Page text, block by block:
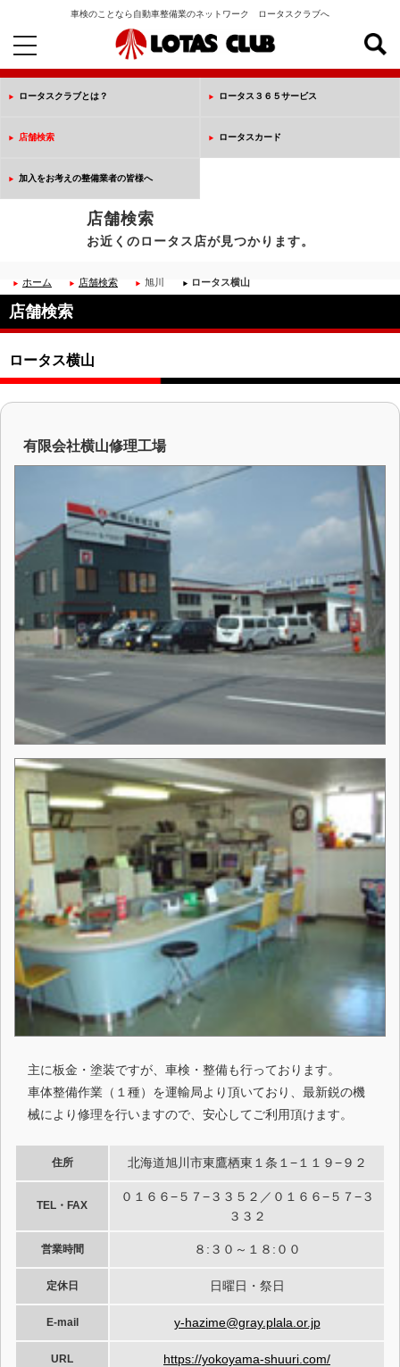
車検のことなら自動車整備業のネットワーク ロータスクラブへ
toggle
navigation
ロータスクラブとは？ ロータス３６５サービス
店舗検索 ロータスカード
加入をお考えの整備業者の皆様へ
店舗検索
お近くのロータス店が見つかります。
ホーム 店舗検索 旭川 ロータス横山
店舗検索
ロータス横山
有限会社横山修理工場
主に板金・塗装ですが、車検・整備も行っております。
車体整備作業（１種）を運輸局より頂いており、最新鋭の機
械により修理を行いますので、安心してご利用頂けます。
住所 北海道旭川市東鷹栖東１条１−１１９−９２
TEL・FAX
０１６６−５７−３３５２／０１６６−５７−３
３３２
営業時間 ８:３０～１８:００
定休日 日曜日・祭日
E-mail y-hazime@gray.plala.or.jp
URL https://yokoyama-shuuri.com/